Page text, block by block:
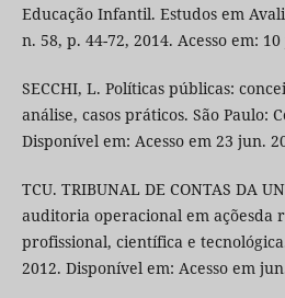
Educação Infantil. Estudos em
n. 58, p. 44-72, 2014. Acesso em:
SECCHI, L. Políticas públicas:
análise, casos práticos. São Paulo:
Disponível em: Acesso em 23 jun.
TCU. TRIBUNAL DE CONTAS DA
auditoria operacional em açõesda
profissional, científica e
2012. Disponível em: Acesso em